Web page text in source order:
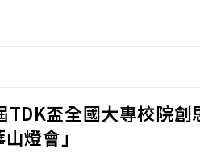
盃全國大專校院創
燈會」